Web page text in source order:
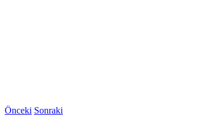
Önceki Sonraki